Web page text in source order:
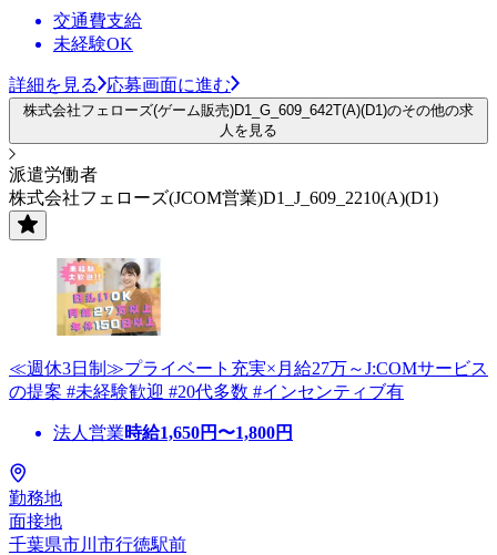
交通費支給
未経験OK
詳細を見る 応募画面に進む
株式会社フェローズ(ゲーム販売)D1_G_609_642T(A)(D1)のその他の求
人を見る
派遣労働者
株式会社フェローズ(JCOM営業)D1_J_609_2210(A)(D1)
≪週休3日制≫プライベート充実×月給27万～J:COMサービス
の提案 #未経験歓迎 #20代多数 #インセンティブ有
法人営業時給1,650円〜1,800円
勤務地
面接地
千葉県市川市行徳駅前